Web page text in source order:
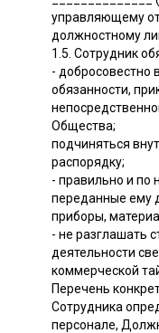
управляющему
должностному
1.5. Сотрудник
- добросовестно
обязанности,
Общества;
подчиняться
распорядку;
- правильно и по
переданные ему
приборы,
- не разглашать
деятельности
коммерческой
Перечень
Сотрудника
персонале,